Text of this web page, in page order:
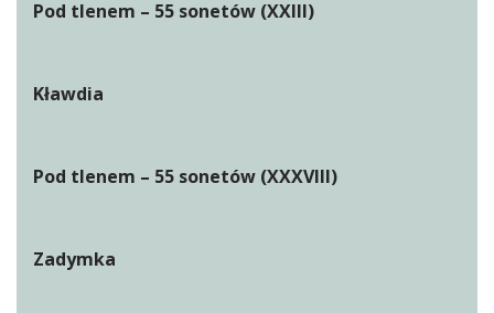
Pod tlenem – 55 sonetów (XXIII)
Kławdia
Pod tlenem – 55 sonetów (XXXVIII)
Zadymka